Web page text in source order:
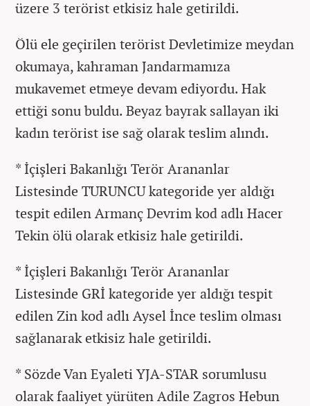
üzere 3 terörist etkisiz hale getirildi.
Ölü ele geçirilen terörist Devletimize meydan
okumaya, kahraman Jandarmamıza
mukavemet etmeye devam ediyordu. Hak
ettiği sonu buldu. Beyaz bayrak sallayan iki
kadın terörist ise sağ olarak teslim alındı.
* İçişleri Bakanlığı Terör Arananlar
Listesinde TURUNCU kategoride yer aldığı
tespit edilen Armanç Devrim kod adlı Hacer
Tekin ölü olarak etkisiz hale getirildi.
* İçişleri Bakanlığı Terör Arananlar
Listesinde GRİ kategoride yer aldığı tespit
edilen Zin kod adlı Aysel İnce teslim olması
sağlanarak etkisiz hale getirildi.
* Sözde Van Eyaleti YJA-STAR sorumlusu
olarak faaliyet yürüten Adile Zagros Hebun